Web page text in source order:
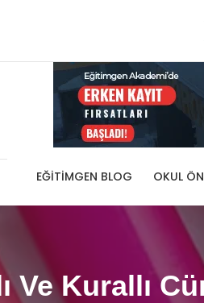
EĞITIMGEN BLOG OKUL
Ve Kurallı